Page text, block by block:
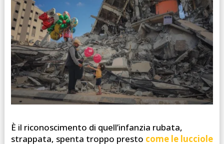
È il riconoscimento di quell’infanzia rubata,
strappata, spenta troppo presto come le lucciole